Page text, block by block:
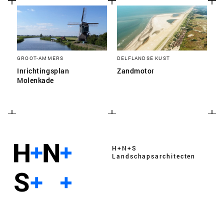
GROOT-AMMERS
Inrichtingsplan
Molenkade
DELFLANDSE KUST
Zandmotor
H+N+S
Landschaps­architecten